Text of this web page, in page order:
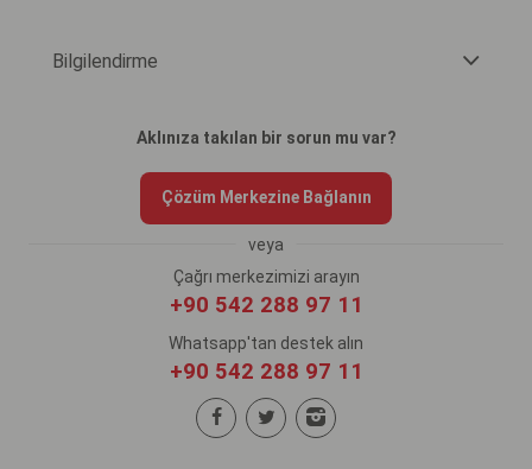
Bilgilendirme
Aklınıza takılan bir sorun mu var?
Çözüm Merkezine Bağlanın
veya
Çağrı merkezimizi arayın
+90 542 288 97 11
Whatsapp'tan destek alın
+90 542 288 97 11